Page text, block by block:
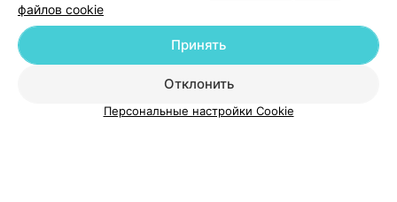
Добавить специалиста
файлов cookie
Отклонить
Принять
Персональные настройки Cookie